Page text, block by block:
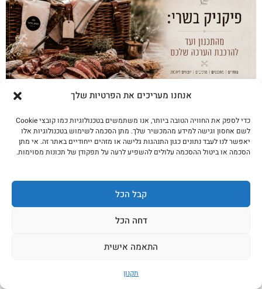
אנחנו מעריכים את הפרטיות שלך
כדי לספק את החוויה הטובה ביותר, אנו משתמשים בטכנולוגיות כמו קובצי Cookie
לשם אחסון וגישה למידע מהמכשיר שלך. מתן הסכמה לשימוש בטכנולוגיות אלו
יאפשר לנו לעבד נתונים כגון התנהגות גלישה או מזהים ייחודיים באתר זה. אי מתן
הסכמה או ביטול ההסכמה עלולים להשפיע לרעה על תפקודן של תכונות מסוימות.
קבל הכל
דחה הכל
התאמה אישית
תקנון
פיקניק בשרי: מהתכנון ועד להרכבת הערכה
שלכם
לקריאה נוספת